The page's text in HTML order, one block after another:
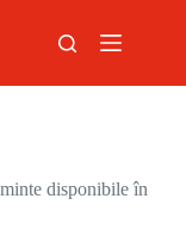
disponibile în